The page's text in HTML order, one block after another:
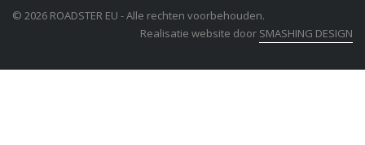
© 2026 ROADSTER EU - Alle rechten voorbehouden.
Realisatie website door SMASHING DESIGN